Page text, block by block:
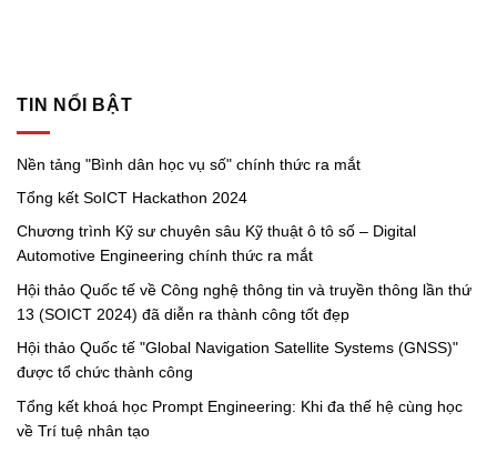
TIN NỔI BẬT
Nền tảng "Bình dân học vụ số" chính thức ra mắt
Tổng kết SoICT Hackathon 2024
Chương trình Kỹ sư chuyên sâu Kỹ thuật ô tô số – Digital
Automotive Engineering chính thức ra mắt
Hội thảo Quốc tế về Công nghệ thông tin và truyền thông lần thứ
13 (SOICT 2024) đã diễn ra thành công tốt đẹp
Hội thảo Quốc tế "Global Navigation Satellite Systems (GNSS)"
được tổ chức thành công
Tổng kết khoá học Prompt Engineering: Khi đa thế hệ cùng học
về Trí tuệ nhân tạo